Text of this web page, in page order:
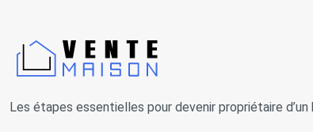
Les étapes essentielles pour devenir propriétaire